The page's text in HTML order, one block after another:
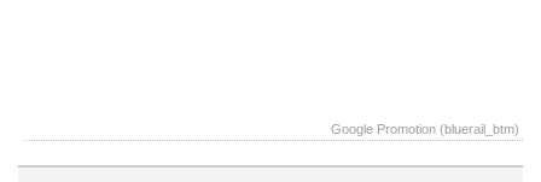
Google Promotion (bluerail_btm)